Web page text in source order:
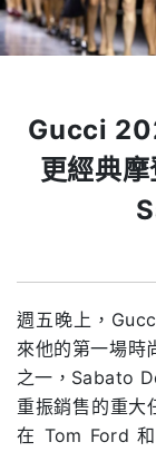
Gucci
更經典
週五晚上，
來他的第一場時
之一，Sabato
重振銷售的重大
在 Tom Ford